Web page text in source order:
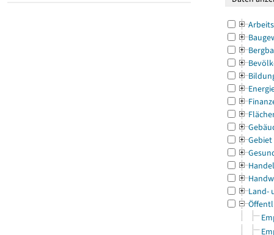
Gebiet
Land-